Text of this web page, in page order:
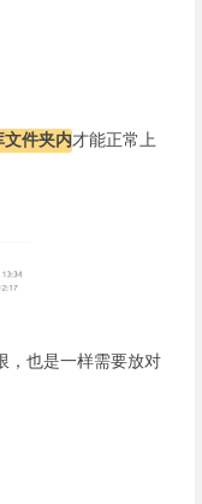
文件夹内才能正常上
，也是一样需要放对